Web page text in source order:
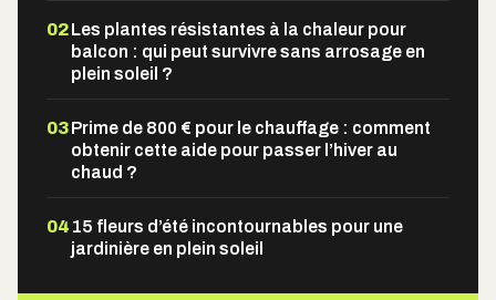
02 Les plantes résistantes à la chaleur pour
balcon : qui peut survivre sans arrosage en
plein soleil ?
03 Prime de 800 € pour le chauffage : comment
obtenir cette aide pour passer l’hiver au
chaud ?
04 15 fleurs d’été incontournables pour une
jardinière en plein soleil